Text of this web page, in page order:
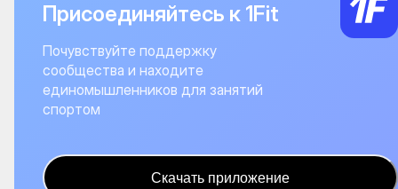
Присоединяйтесь к 1Fit
Почувствуйте поддержку
сообщества и находите
единомышленников для занятий
спортом
Скачать приложение